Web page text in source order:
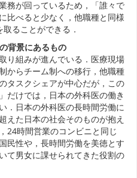
務が回っているため，「誰々で
比べると少なく，他職種と同様
ることができる．
背景にあるもの
り組みが進んでいる．医療現場
からチーム制への移行，他職種
タスクシェアが中心だが，この
だけでは，日本の外科医の働き
．日本の外科医の長時間労働に
えた日本の社会そのものが抱え
24時間営業のコンビニと同じ
民性や，長時間労働を美徳とす
て男女に課せられてきた役割の